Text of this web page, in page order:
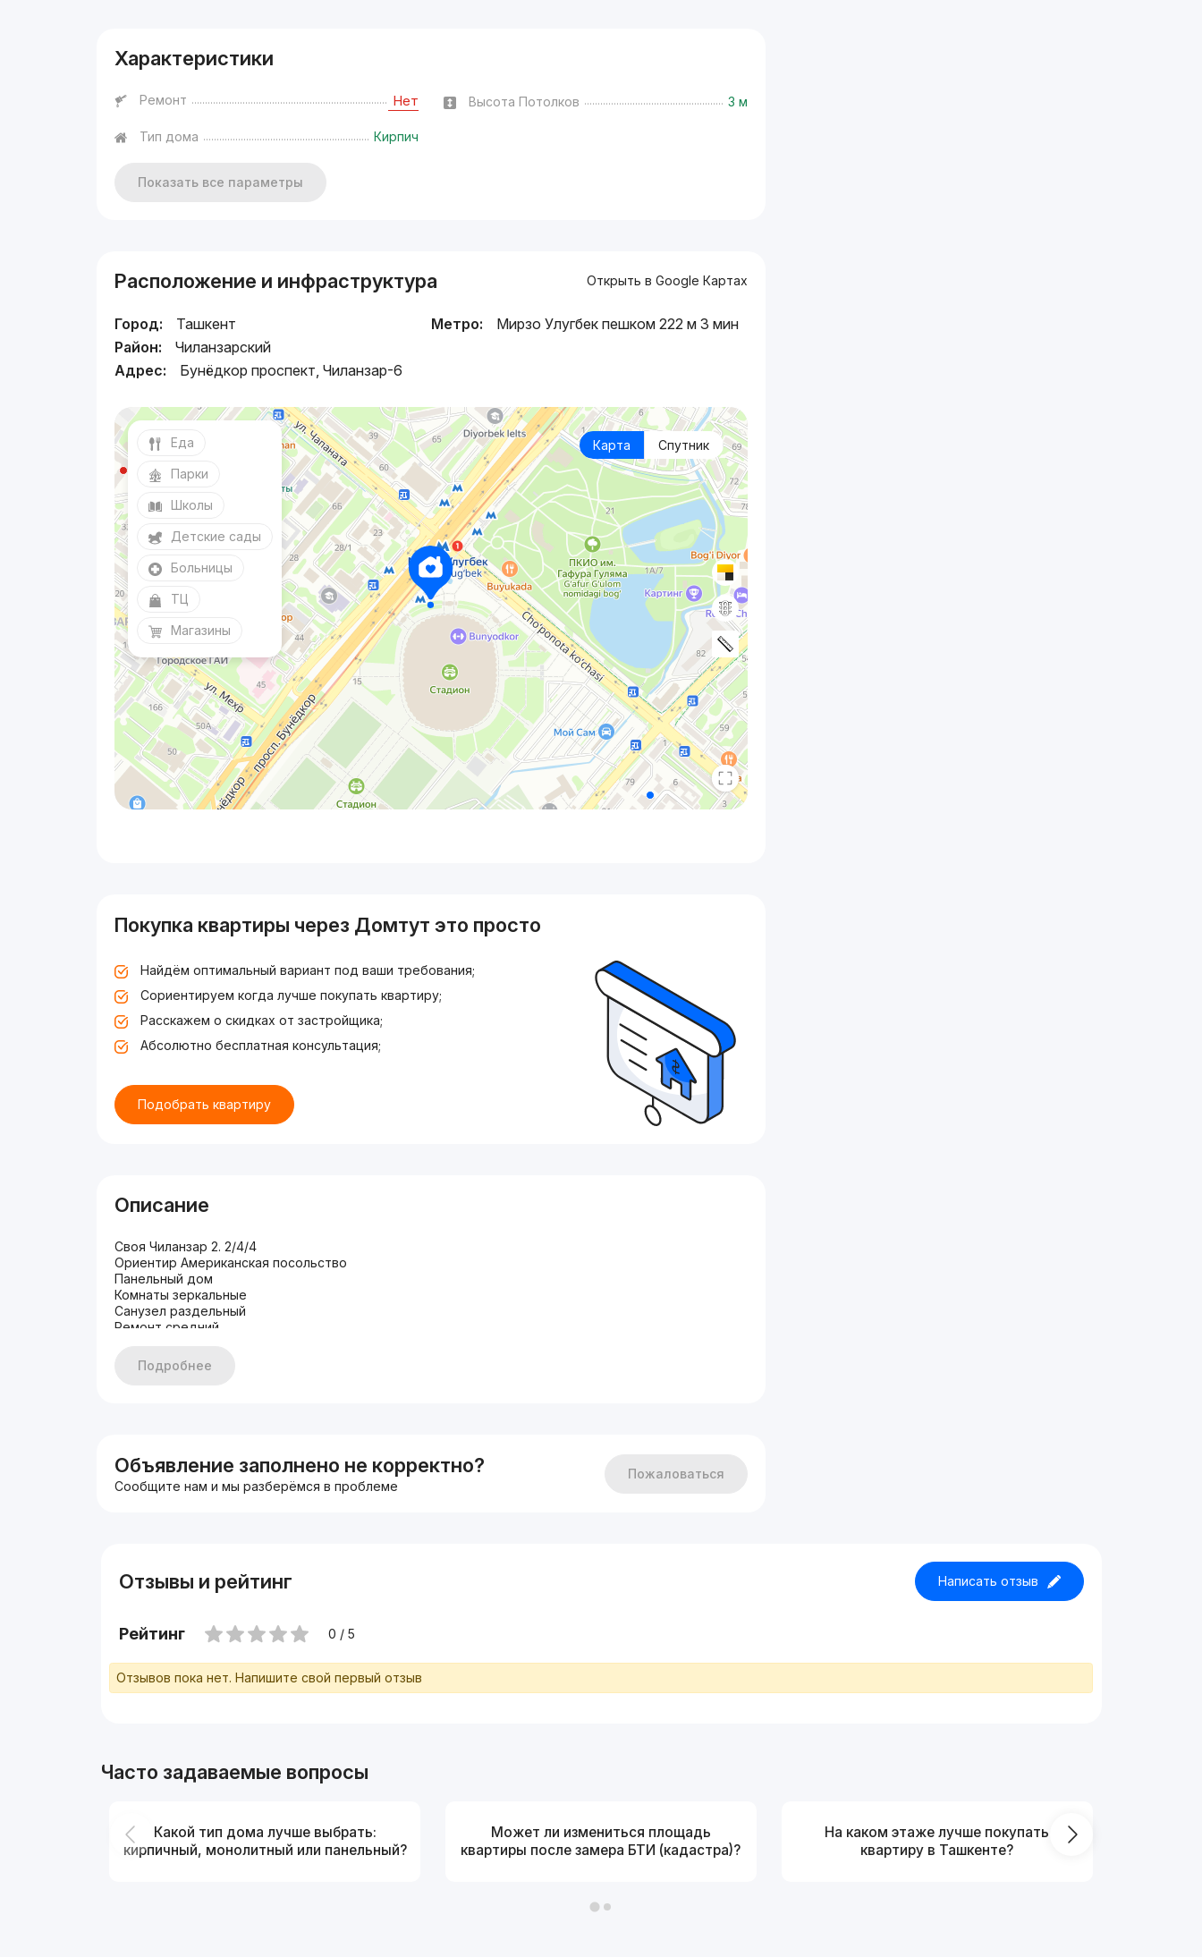
Характеристики
Ремонт Нет Высота Потолков 3 м
Тип дома Кирпич
Показать все параметры
Расположение и инфраструктура Открыть в Google Картах
Город:
Ташкент
Район:
Чиланзарский
Адрес:
Бунёдкор проспект, Чиланзар-6
Метро: Мирзо Улугбек пешком 222 м 3 мин
Карта Спутник
Еда
Парки
Школы
Детские сады
Больницы
ТЦ
Магазины
Покупка квартиры через Домтут это просто
Найдём оптимальный вариант под ваши требования;
Сориентируем когда лучше покупать квартиру;
Расскажем о скидках от застройщика;
Абсолютно бесплатная консультация;
Подобрать квартиру
Описание
Своя Чиланзар 2. 2/4/4
Ориентир Американская посольство
Панельный дом
Комнаты зеркальные
Санузел раздельный
Ремонт средний
Цена 56.000
+998909832999
Подробнее
Объявление заполнено не корректно?
Сообщите нам и мы разберёмся в проблеме
Пожаловаться
Отзывы и рейтинг Написать отзыв
Рейтинг 0 / 5
Отзывов пока нет. Напишите свой первый отзыв
Часто задаваемые вопросы
Какой тип дома лучше выбрать:
кирпичный, монолитный или панельный?
Может ли измениться площадь
квартиры после замера БТИ (кадастра)?
На каком этаже лучше покупать
квартиру в Ташкенте?